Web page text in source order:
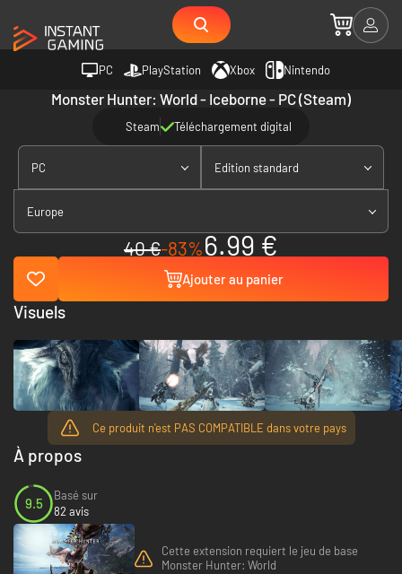
PC PlayStation Xbox Nintendo
Monster Hunter: World - Iceborne - PC (Steam)
Steam Téléchargement digital
PC Edition standard
Europe
40 €-83%6.99 €
Ajouter au panier
Ce produit n'est PAS COMPATIBLE dans votre pays
À propos
9.5
Basé sur
82 avis
Cette extension requiert le jeu de base
Monster Hunter: World
Visuels